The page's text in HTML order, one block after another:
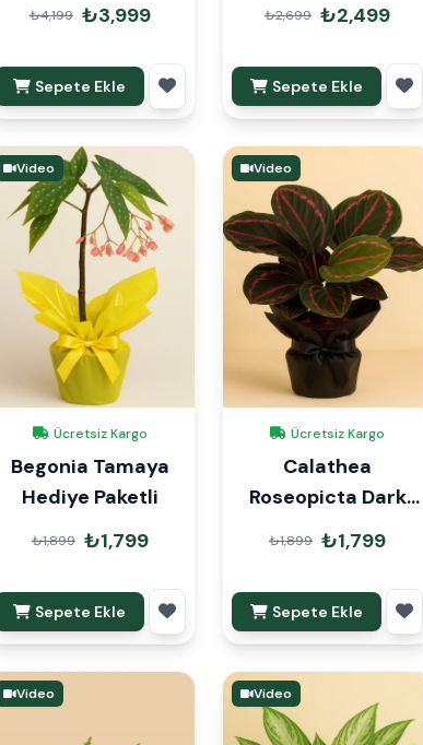
₺4,199 ₺3,999
Sepete Ekle
₺2,699 ₺2,499
Sepete Ekle
Video
Ücretsiz Kargo
Begonia Tamaya
Hediye Paketli
₺1,899 ₺1,799
Sepete Ekle
Video
Ücretsiz Kargo
Calathea
Roseopicta Dark
Dua Çiçeği Hediye
Paketli
₺1,899 ₺1,799
Sepete Ekle
Video Video